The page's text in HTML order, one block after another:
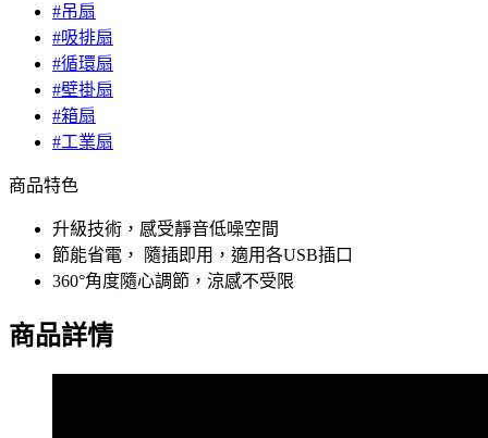
#吊扇
#吸排扇
#循環扇
#壁掛扇
#箱扇
#工業扇
商品特色
升級技術，感受靜音低噪空間
節能省電， 隨插即用，適用各USB插口
360°角度隨心調節，涼感不受限
商品詳情